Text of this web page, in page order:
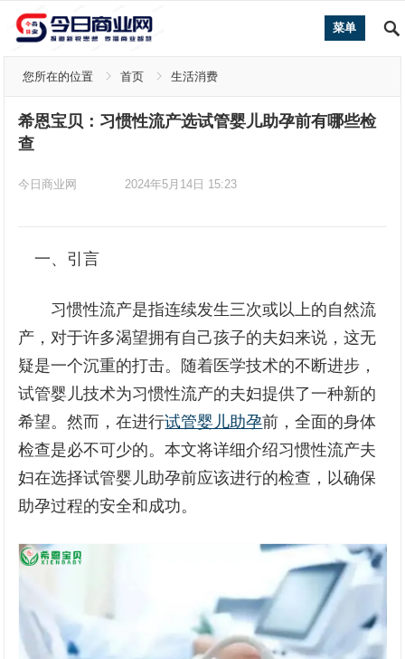
菜单
您所在的位置 首页 生活消费
希恩宝贝：习惯性流产选试管婴儿助孕前有哪些检
查
今日商业网 2024年5月14日 15:23
一、引言
习惯性流产是指连续发生三次或以上的自然流
产，对于许多渴望拥有自己孩子的夫妇来说，这无
疑是一个沉重的打击。随着医学技术的不断进步，
试管婴儿技术为习惯性流产的夫妇提供了一种新的
希望。然而，在进行试管婴儿助孕前，全面的身体
检查是必不可少的。本文将详细介绍习惯性流产夫
妇在选择试管婴儿助孕前应该进行的检查，以确保
助孕过程的安全和成功。